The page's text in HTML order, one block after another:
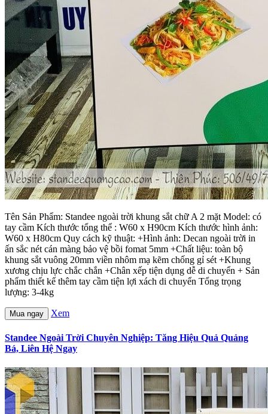
Tên Sản Phẩm: Standee ngoài trời khung sắt chữ A 2 mặt Model: có
tay cầm Kích thước tổng thể : W60 x H90cm Kích thước hình ảnh:
W60 x H80cm Quy cách kỹ thuật: +Hình ảnh: Decan ngoài trời in
ấn sắc nét cán màng bảo vệ bồi fomat 5mm +Chất liệu: toàn bộ
khung sắt vuông 20mm viền nhôm mạ kẽm chống gỉ sét +Khung
xương chịu lực chắc chắn +Chân xếp tiện dụng dễ di chuyển + Sản
phẩm thiết kế thêm tay cầm tiện lợi xách di chuyển Tổng trọng
lượng: 3-4kg
Mua ngay Xem
Standee Ngoài Trời Chuyên Nghiệp: Tăng Hiệu Quả Quảng
Bá, Liên Hệ Ngay